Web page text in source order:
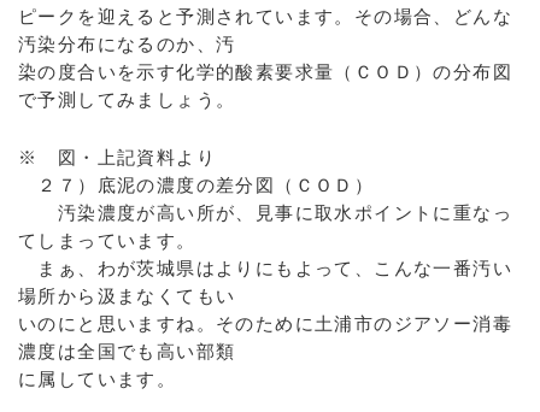
ピークを迎えると予測されています。その場合、どんな
汚染分布になるのか、汚
染の度合いを示す化学的酸素要求量（ＣＯＤ）の分布図
で予測してみましょう。
※ 図・上記資料より
２７）底泥の濃度の差分図（ＣＯＤ）
汚染濃度が高い所が、見事に取水ポイントに重なっ
てしまっています。
まぁ、わが茨城県はよりにもよって、こんな一番汚い
場所から汲まなくてもい
いのにと思いますね。そのために土浦市のジアソー消毒
濃度は全国でも高い部類
に属しています。